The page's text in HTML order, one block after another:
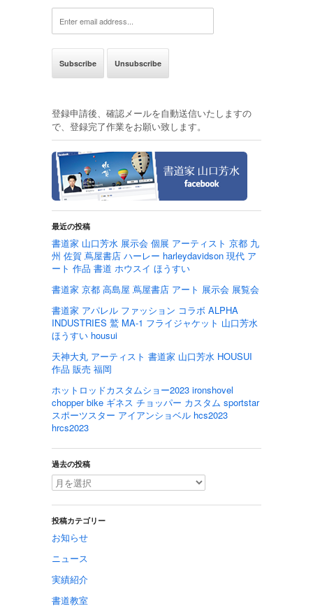
登録申請後、確認メールを自動送信いたしますの
で、登録完了作業をお願い致します。
最近の投稿
書道家 山口芳水 展示会 個展 アーティスト 京都 九
州 佐賀 蔦屋書店 ハーレー harleydavidson 現代 ア
ート 作品 書道 ホウスイ ほうすい
書道家 京都 高島屋 蔦屋書店 アート 展示会 展覧会
書道家 アパレル ファッション コラボ ALPHA
INDUSTRIES 鷲 MA-1 フライジャケット 山口芳水
ほうすい housui
天神大丸 アーティスト 書道家 山口芳水 HOUSUI
作品 販売 福岡
ホットロッドカスタムショー2023 ironshovel
chopper bike ギネス チョッパー カスタム sportstar
スポーツスター アイアンショベル hcs2023
hrcs2023
過去の投稿
投稿カテゴリー
お知らせ
ニュース
実績紹介
書道教室